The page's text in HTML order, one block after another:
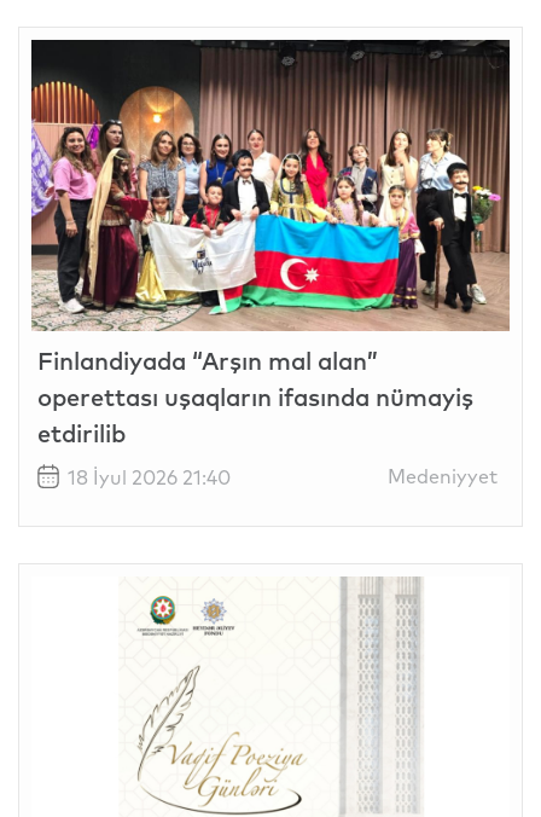
Finlandiyada “Arşın mal alan”
operettası uşaqların ifasında nümayiş
etdirilib
18 İyul 2026 21:40 Medeniyyet